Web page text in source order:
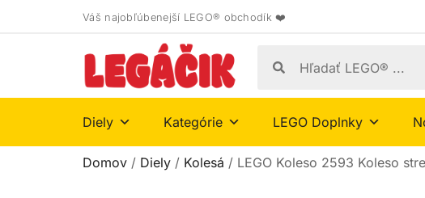
Váš najobľúbenejší LEGO® obchodík ❤️
Diely Kategórie LEGO Doplnky
Domov / Diely / Kolesá / LEGO Koleso 2593 Koleso